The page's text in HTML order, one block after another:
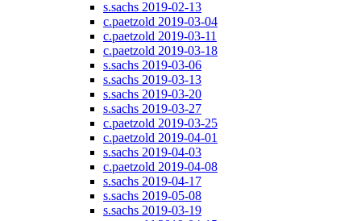
s.sachs 2019-02-13
c.paetzold 2019-03-04
c.paetzold 2019-03-11
c.paetzold 2019-03-18
s.sachs 2019-03-06
s.sachs 2019-03-13
s.sachs 2019-03-20
s.sachs 2019-03-27
c.paetzold 2019-03-25
c.paetzold 2019-04-01
s.sachs 2019-04-03
c.paetzold 2019-04-08
s.sachs 2019-04-17
s.sachs 2019-05-08
s.sachs 2019-03-19